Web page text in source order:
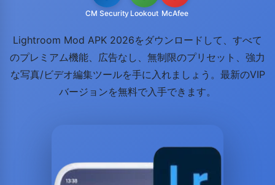
CM Security Lookout McAfee
Lightroom Mod APK 2026をダウンロードして、すべて
のプレミアム機能、広告なし、無制限のプリセット、強力
な写真/ビデオ編集ツールを手に入れましょう。最新のVIP
バージョンを無料で入手できます。